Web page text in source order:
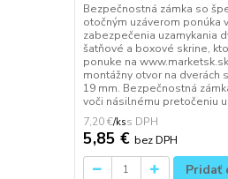
Bezpečnostná zámka so
otočným uzáverom ponúka
zabezpečenia uzamykania
šatňové a boxové skrine,
ponuke na
montážny otvor na dverách
19 mm. Bezpečnostná
voči násilnému pretočeniu
7,20 €/ks
5,85 € bez DPH
Pridať